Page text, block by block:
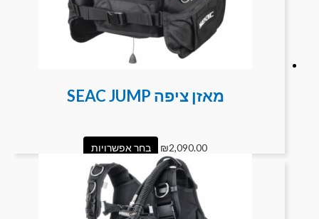
מאזן ציפה SEAC JUMP
₪2,090.00 בחר אפשרויות